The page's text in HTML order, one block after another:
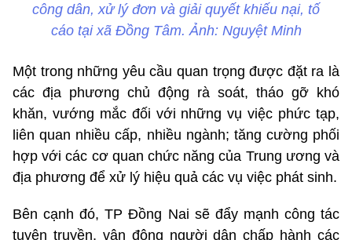
công dân, xử lý đơn và giải quyết khiếu nại, tố
cáo tại xã Đồng Tâm. Ảnh: Nguyệt Minh
Một trong những yêu cầu quan trọng được đặt ra là
các địa phương chủ động rà soát, tháo gỡ khó
khăn, vướng mắc đối với những vụ việc phức tạp,
liên quan nhiều cấp, nhiều ngành; tăng cường phối
hợp với các cơ quan chức năng của Trung ương và
địa phương để xử lý hiệu quả các vụ việc phát sinh.
Bên cạnh đó, TP Đồng Nai sẽ đẩy mạnh công tác
tuyên truyền, vận động người dân chấp hành các